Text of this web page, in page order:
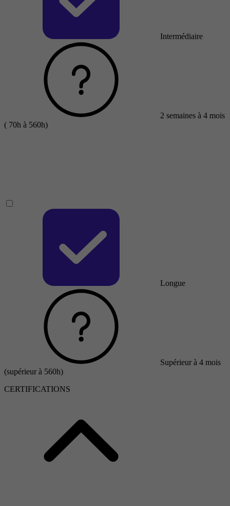
Intermédiaire
2 semaines à 4 mois
( 70h à 560h)
Longue
Supérieur à 4 mois
(supérieur à 560h)
CERTIFICATIONS